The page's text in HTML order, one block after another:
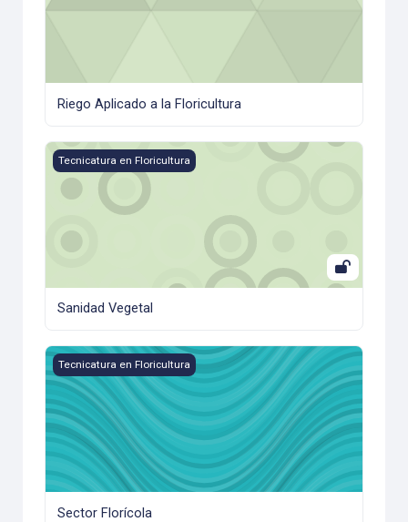
Riego Aplicado a la Floricultura
Sanidad Vegetal
Tecnicatura en Floricultura
Sanidad Vegetal
Sector Florícola
Tecnicatura en Floricultura
Sector Florícola